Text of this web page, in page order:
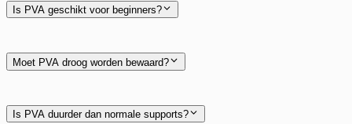
Is PVA geschikt voor beginners?
Moet PVA droog worden bewaard?
Is PVA duurder dan normale supports?